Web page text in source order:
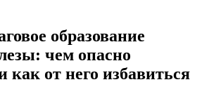
образование
чем опасно
как от него избавиться